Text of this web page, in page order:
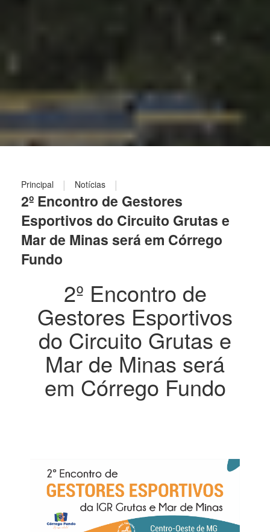
Principal | Notícias |
2º Encontro de Gestores
Esportivos do Circuito Grutas e
Mar de Minas será em Córrego
Fundo
2º Encontro de
Gestores Esportivos
do Circuito Grutas e
Mar de Minas será
em Córrego Fundo